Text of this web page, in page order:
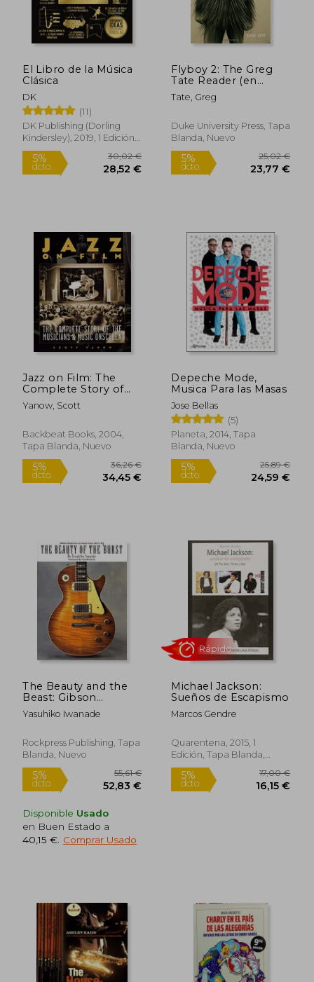
15,51 €
5% 5%
dcto.
El Libro de la Música
Clásica
DK
(11)
DK Publishing (Dorling
Kindersley), 2019, 1 Edición,
Tapa Dura, Nuevo
5%
dcto.
30,02 €
28,52 €
Flyboy 2: The Greg
Tate Reader (en
Inglés)
Tate, Greg
Duke University Press, Tapa
Blanda, Nuevo
5%
dcto.
Jazz on Film: The
Complete Story of
the Musicians & Music
Onscreen (en Inglés)
Yanow, Scott
Backbeat Books, 2004,
Tapa Blanda, Nuevo
Depeche Mode,
Musica Para las Masas
Jose Bellas
(5)
Planeta, 2014, Tapa
Blanda, Nuevo
The Beauty and the
Beast: Gibson
Sunburst les Pauls
From 58 to 60 (en
Yasuhiko Iwanade
Rockpress Publishing, Tapa
Blanda, Nuevo
Disponible Usado
en Buen Estado a
40,15 € Comprar Usado
Michael Jackson:
Sueños de Escapismo
Marcos Gendre
Quarentena, 2015, 1
Edición, Tapa Blanda,
Nuevo